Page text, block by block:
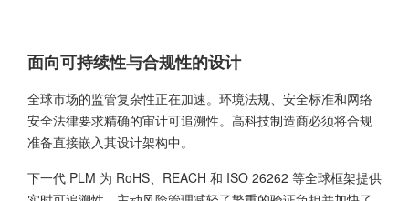
面向可持续性与合规性的设计
全球市场的监管复杂性正在加速。环境法规、安全标准和网络
安全法律要求精确的审计可追溯性。高科技制造商必须将合规
准备直接嵌入其设计架构中。
下一代 PLM 为 RoHS、REACH 和 ISO 26262 等全球框架提供